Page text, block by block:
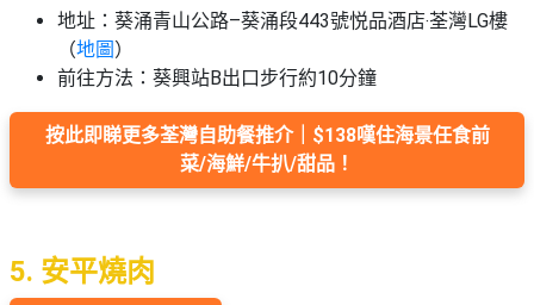
地址：葵涌青山公路–葵涌段443號悦品酒店‧荃灣LG樓
（地圖）
前往方法：葵興站B出口步行約10分鐘
按此即睇更多荃灣自助餐推介｜$138嘆住海景任食前
菜/海鮮/牛扒/甜品！
5. 安平燒肉